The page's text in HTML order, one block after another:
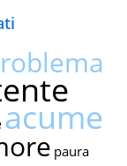
acume
paura